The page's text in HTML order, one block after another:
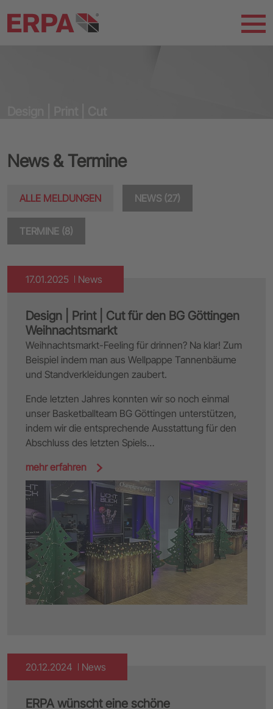
News & Termine
ALLE MELDUNGEN NEWS (27)
TERMINE (8)
17.01.2025 News
Design | Print | Cut für den BG Göttingen
Weihnachtsmarkt
Weihnachtsmarkt-Feeling für drinnen? Na klar! Zum
Beispiel indem man aus Wellpappe Tannenbäume
und Standverkleidungen zaubert.
Ende letzten Jahres konnten wir so noch einmal
unser Basketballteam BG Göttingen unterstützen,
indem wir die entsprechende Ausstattung für den
Abschluss des letzten Spiels…
mehr erfahren
20.12.2024 News
ERPA wünscht eine schöne